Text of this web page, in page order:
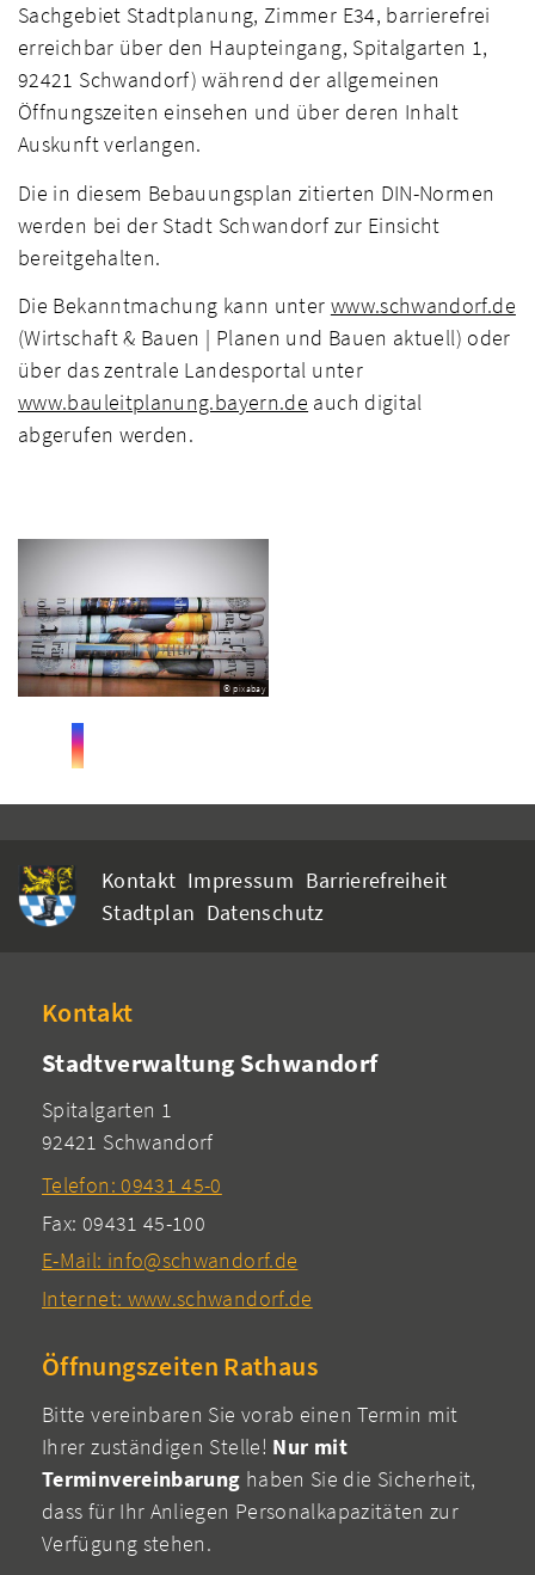
Sachgebiet Stadtplanung, Zimmer E34, barrierefrei
erreichbar über den Haupteingang, Spitalgarten 1,
92421 Schwandorf) während der allgemeinen
Öffnungszeiten einsehen und über deren Inhalt
Auskunft verlangen.
Die in diesem Bebauungsplan zitierten DIN-Normen
werden bei der Stadt Schwandorf zur Einsicht
bereitgehalten.
Die Bekanntmachung kann unter www.schwandorf.de
(Wirtschaft & Bauen | Planen und Bauen aktuell) oder
über das zentrale Landesportal unter
www.bauleitplanung.bayern.de auch digital
abgerufen werden.
© pixabay
Kontakt Impressum Barrierefreiheit
Stadtplan Datenschutz
Kontakt
Stadtverwaltung Schwandorf
Spitalgarten 1
92421 Schwandorf
Telefon: 09431 45-0
Fax: 09431 45-100
E-Mail: info@schwandorf.de
Internet: www.schwandorf.de
Öffnungszeiten Rathaus
Bitte vereinbaren Sie vorab einen Termin mit
Ihrer zuständigen Stelle! Nur mit
Terminvereinbarung haben Sie die Sicherheit,
dass für Ihr Anliegen Personalkapazitäten zur
Verfügung stehen.